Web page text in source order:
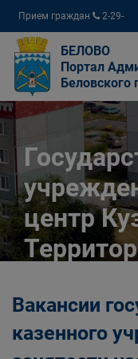
Прием граждан
2-29-
04
БЕЛОВО
Портал
Беловского
центр
города
Вакансии
казенного